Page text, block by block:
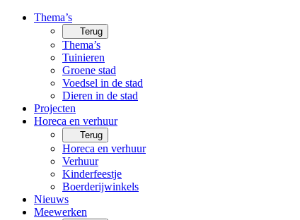
Thema’s
Terug
Thema’s
Tuinieren
Groene stad
Voedsel in de stad
Dieren in de stad
Projecten
Horeca en verhuur
Terug
Horeca en verhuur
Verhuur
Kinderfeestje
Boerderijwinkels
Nieuws
Meewerken